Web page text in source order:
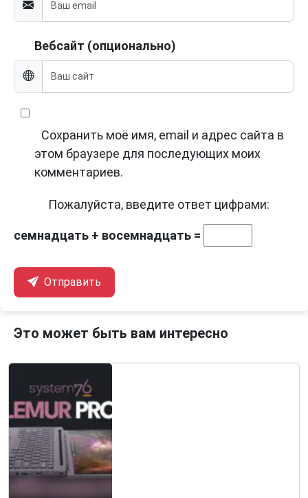
Вебсайт (опционально)
Сохранить моё имя, email и адрес сайта в
этом браузере для последующих моих
комментариев.
Пожалуйста, введите ответ цифрами:
семнадцать + восемнадцать =
Отправить
Это может быть вам интересно